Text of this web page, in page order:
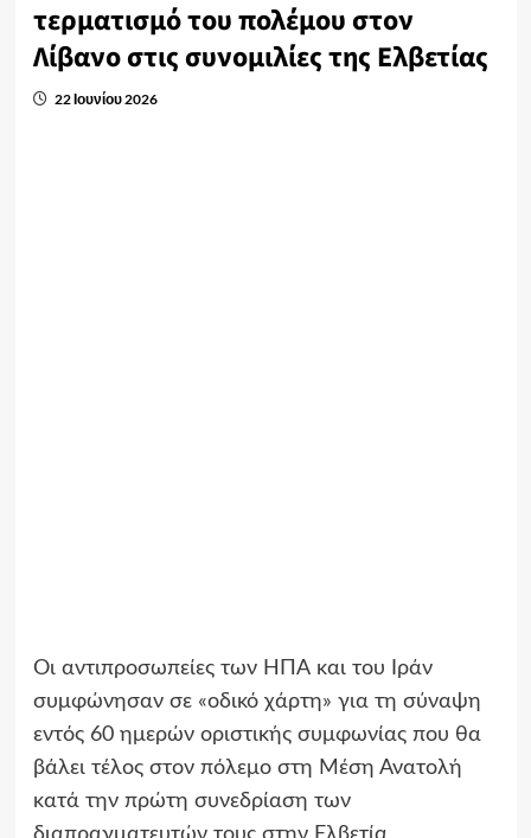
τερματισμό του πολέμου στον
Λίβανο στις συνομιλίες της Ελβετίας
22 Ιουνίου 2026
Οι αντιπροσωπείες των ΗΠΑ και του Ιράν
συμφώνησαν σε «οδικό χάρτη» για τη σύναψη
εντός 60 ημερών οριστικής συμφωνίας που θα
βάλει τέλος στον πόλεμο στη Μέση Ανατολή
κατά την πρώτη συνεδρίαση των